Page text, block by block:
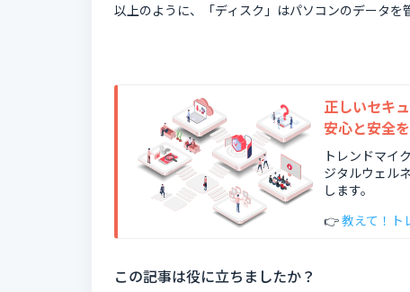
以上のように、「ディスク」はパソコンのデータを
正しいセキ
安心と安全を
トレンドマイ
ジタルウェル
します。
👉教えて！ト
この記事は役に立ちましたか？